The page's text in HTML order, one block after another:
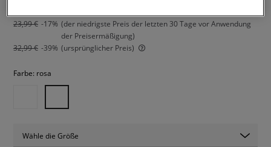
23,99 € -17% (der niedrigste Preis der letzten 30 Tage vor Anwendung
der Preisermäßigung)
32,99 € -39% (ursprünglicher Preis)
Farbe: rosa
Wähle die Größe